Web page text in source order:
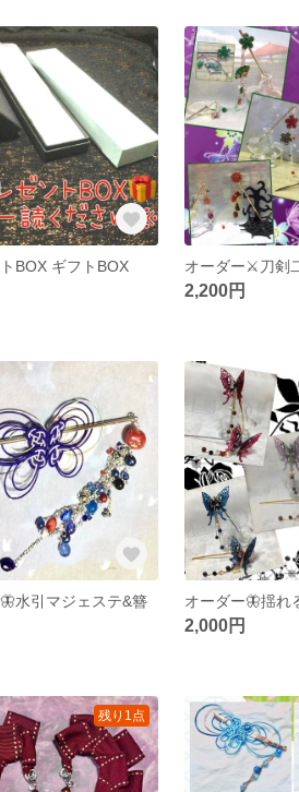
BOX ギフトBOX オーダー⚔️刀剣
2,200円
水引マジェステ&簪
2,000円
残り1点